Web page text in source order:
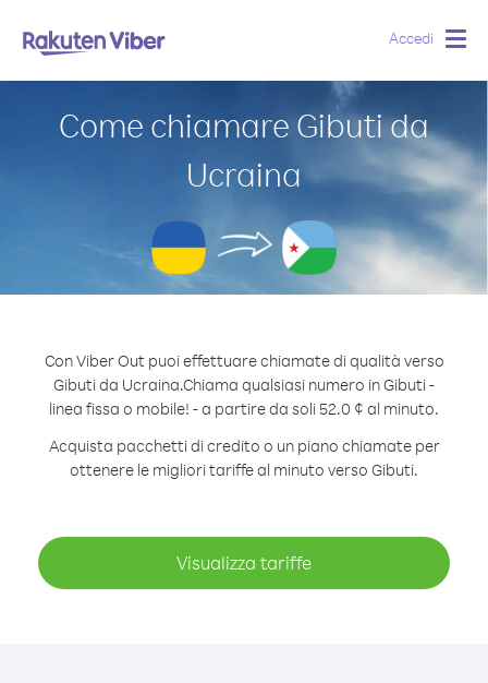
Accedi
Come chiamare Gibuti da
Ucraina
Con Viber Out puoi effettuare chiamate di qualità verso
Gibuti da Ucraina.Chiama qualsiasi numero in Gibuti -
linea fissa o mobile! - a partire da soli 52.0 ¢ al minuto.
Acquista pacchetti di credito o un piano chiamate per
ottenere le migliori tariffe al minuto verso Gibuti.
Visualizza tariffe